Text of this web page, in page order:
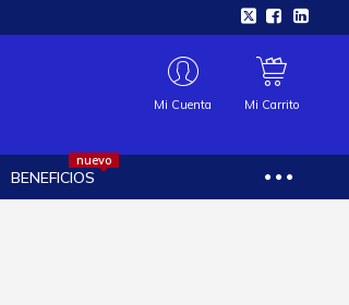
Mi Cuenta Mi Carrito
BENEFICIOS
nuevo